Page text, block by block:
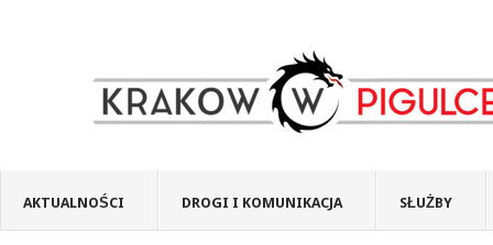
AKTUALNOŚCI DROGI I KOMUNIKACJA SŁUŻBY